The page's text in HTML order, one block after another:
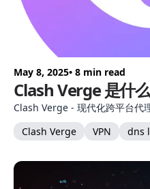
May 8, 2025• 8 min read
Clash Verge 是什么
Clash Verge - 现代化跨平台代
Clash Verge
VPN dns